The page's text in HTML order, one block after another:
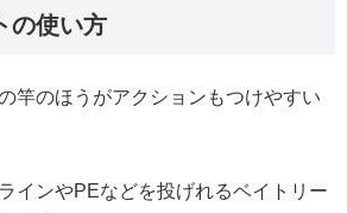
の使い方
竿のほうがアクションもつけやすい
インやPEなどを投げれるベイトリー